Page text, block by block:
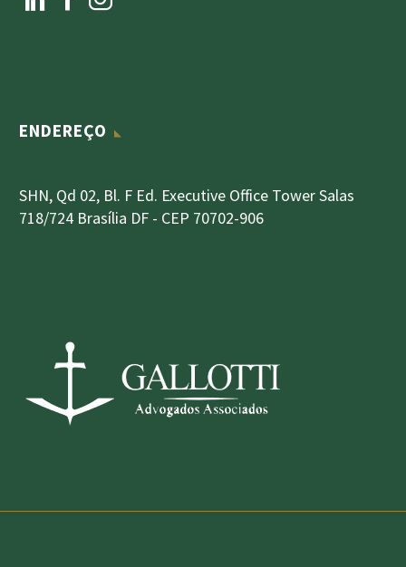
ENDEREÇO
SHN, Qd 02, Bl. F Ed. Executive Office Tower Salas
718/724 Brasília DF - CEP 70702-906